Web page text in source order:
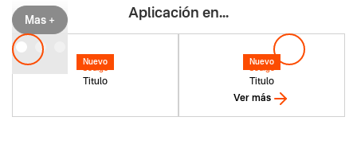
Mas + Aplicación en...
Nuevo
Titulo
Codigo
Nuevo
Titulo
Codigo
Ver más